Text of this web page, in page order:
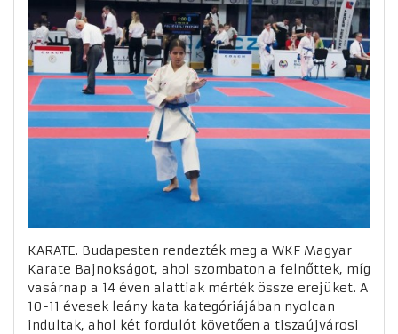
KARATE. Budapesten rendezték meg a WKF Magyar
Karate Bajnokságot, ahol szombaton a felnőttek, míg
vasárnap a 14 éven alattiak mérték össze erejüket. A
10-11 évesek leány kata kategóriájában nyolcan
indultak, ahol két fordulót követően a tiszaújvárosi